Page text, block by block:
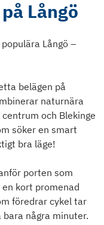
Långö
Långö –
belägen på
naturnära
och Blekinge
söker en smart
bra läge!
porten som
kort promenad
föredrar cykel tar
några minuter.